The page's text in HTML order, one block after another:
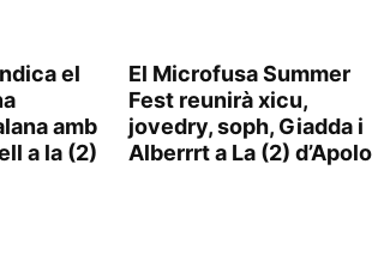
el
amb
a la (2)
El Microfusa Summer
Fest reunirà xicu,
jovedry, soph, Giadda i
Alberrrt a La (2) d’Apolo